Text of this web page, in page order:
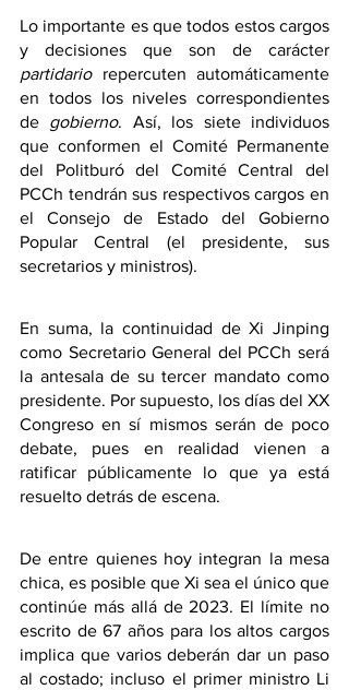
Lo importante es que todos estos cargos
partidario repercuten automáticamente
en todos los niveles correspondientes
de gobierno. Así, los siete individuos
que conformen el Comité Permanente
del Politburó del Comité Central del
PCCh tendrán sus respectivos cargos en
el Consejo de Estado del Gobierno
Popular Central (el presidente, sus
secretarios y ministros).
En suma, la continuidad de Xi Jinping
como Secretario General del PCCh será
la antesala de su tercer mandato como
presidente. Por supuesto, los días del XX
Congreso en sí mismos serán de poco
debate, pues en realidad vienen a
ratificar públicamente lo que ya está
resuelto detrás de escena.
De entre quienes hoy integran la mesa
chica, es posible que Xi sea el único que
continúe más allá de 2023. El límite no
escrito de 67 años para los altos cargos
implica que varios deberán dar un paso
al costado; incluso el primer ministro Li